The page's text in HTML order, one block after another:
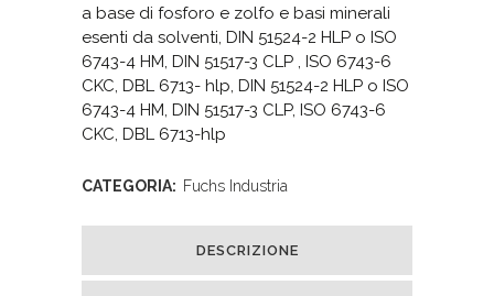
a base di fosforo e zolfo e basi minerali
esenti da solventi, DIN 51524-2 HLP o ISO
6743-4 HM, DIN 51517-3 CLP , ISO 6743-6
CKC, DBL 6713- hlp, DIN 51524-2 HLP o ISO
6743-4 HM, DIN 51517-3 CLP, ISO 6743-6
CKC, DBL 6713-hlp
CATEGORIA: Fuchs Industria
DESCRIZIONE